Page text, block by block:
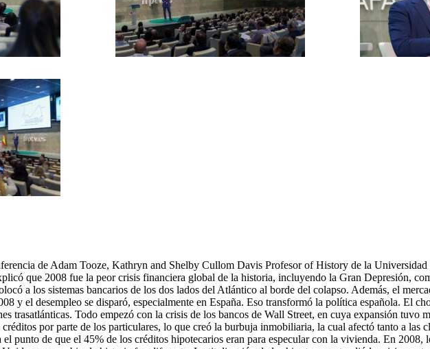
de Adam Tooze, Kathryn and Shelby Cullom Davis Profesor of History de la
que 2008 fue la peor crisis financiera global de la historia, incluyendo la Gran Depresión,
a los sistemas bancarios de los dos lados del Atlántico al borde del colapso. Además, el
y el desempleo se disparó, especialmente en España. Eso transformó la política española. El
trasatlánticas. Todo empezó con la crisis de los bancos de Wall Street, en cuya expansión tuvo
por parte de los particulares, lo que creó la burbuja inmobiliaria, la cual afectó tanto a las
punto de que el 45% de los créditos hipotecarios eran para especular con la vivienda. En 2008,